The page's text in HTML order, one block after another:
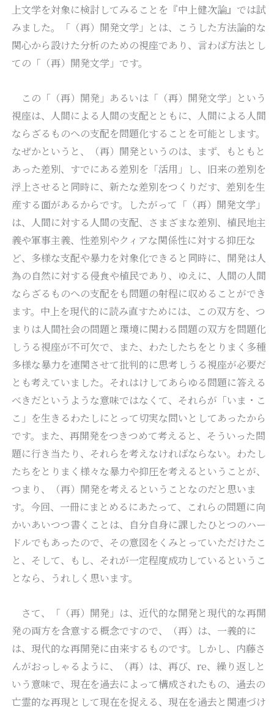
上文学を対象に検討してみることを『中上健次論』では試
みました。「（再）開発文学」とは、こうした方法論的な
関心から設けた分析のための視座であり、言わば方法とし
ての「（再）開発文学」です。
この「（再）開発」あるいは「（再）開発文学」という
視座は、人間による人間の支配とともに、人間による人間
ならざるものへの支配を問題化することを可能とします。
なぜかというと、（再）開発というのは、まず、もともと
あった差別、すでにある差別を「活用」し、旧来の差別を
浮上させると同時に、新たな差別をつくりだす、差別を生
産する面があるからです。したがって「（再）開発文学」
は、人間に対する人間の支配、さまざまな差別、植民地主
義や軍事主義、性差別やクィアな関係性に対する抑圧な
ど、多様な支配や暴力を対象化できると同時に、開発は人
為の自然に対する侵食や植民であり、ゆえに、人間の人間
ならざるものへの支配をも問題の射程に収めることができ
ます。中上を現代的に読み直すためには、この双方を、つ
まりは人間社会の問題と環境に関わる問題の双方を問題化
しうる視座が不可欠で、また、わたしたちをとりまく多種
多様な暴力を連関させて批判的に思考しうる視座が必要だ
とも考えていました。それはけしてあらゆる問題に答える
べきだというような意味ではなくて、それらが「いま・こ
こ」を生きるわたしにとって切実な問いとしてあったから
です。また、再開発をつきつめて考えると、そういった問
題に行き当たり、それらを考えなければならない。わたし
たちをとりまく様々な暴力や抑圧を考えるということが、
つまり、（再）開発を考えるということなのだと思いま
す。今回、一冊にまとめるにあたって、これらの問題に向
かいあいつつ書くことは、自分自身に課したひとつのハー
ドルでもあったので、その意図をくみとっていただけたこ
と、そして、もし、それが一定程度成功しているというこ
となら、うれしく思います。
さて、「（再）開発」は、近代的な開発と現代的な再開
発の両方を含意する概念ですので、（再）は、一義的に
は、現代的な再開発に由来するものです。しかし、内藤さ
んがおっしゃるように、（再）は、再び、re、繰り返しと
いう意味で、現在を過去によって構成されたもの、過去の
亡霊的な再現として現在を捉える、現在を過去と関連づけ